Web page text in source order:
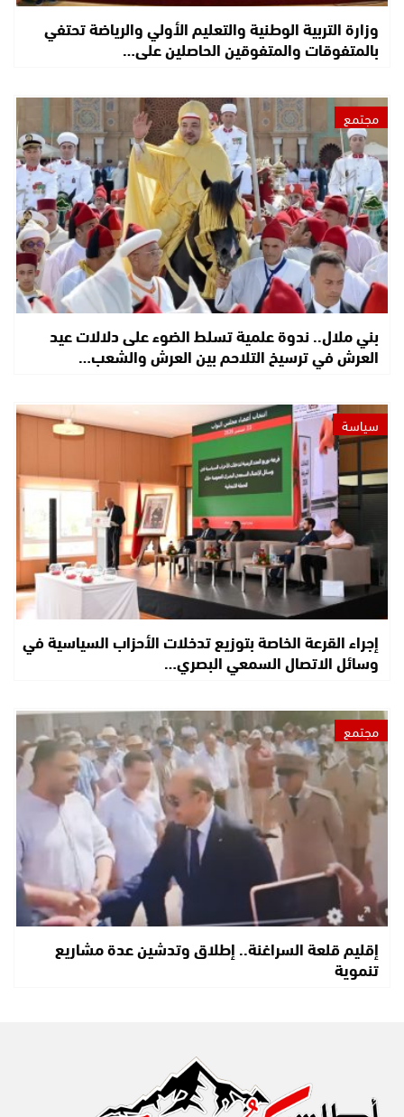
وزارة التربية الوطنية والتعليم الأولي والرياضة تحتفي
بالمتفوقات والمتفوقين الحاصلين على…
مجتمع
بني ملال.. ندوة علمية تسلط الضوء على دلالات عيد
العرش في ترسيخ التلاحم بين العرش والشعب…
سياسة
إجراء القرعة الخاصة بتوزيع تدخلات الأحزاب السياسية في
وسائل الاتصال السمعي البصري…
مجتمع
إقليم قلعة السراغنة.. إطلاق وتدشين عدة مشاريع
تنموية